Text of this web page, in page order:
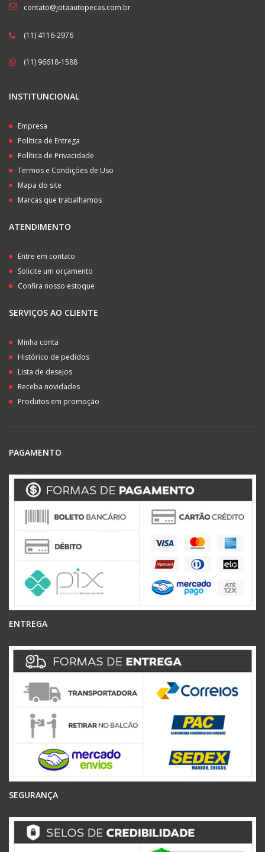
contato@jotaautopecas.com.br
(11) 4116-2976
(11) 96618-1588
INSTITUNCIONAL
Empresa
Política de Entrega
Política de Privacidade
Termos e Condições de Uso
Mapa do site
Marcas que trabalhamos
ATENDIMENTO
Entre em contato
Solicite um orçamento
Confira nosso estoque
SERVIÇOS AO CLIENTE
Minha conta
Histórico de pedidos
Lista de desejos
Receba novidades
Produtos em promoção
PAGAMENTO
ENTREGA
SEGURANÇA